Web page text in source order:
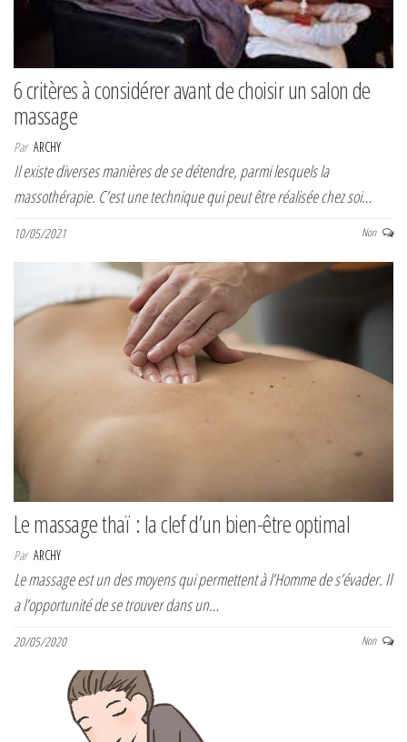
6 critères à considérer avant de choisir un salon de
massage
Par ARCHY
Il existe diverses manières de se détendre, parmi lesquels la
massothérapie. C’est une technique qui peut être réalisée chez soi…
10/05/2021 Non
Le massage thaï : la clef d’un bien-être optimal
Par ARCHY
Le massage est un des moyens qui permettent à l’Homme de s’évader. Il
a l’opportunité de se trouver dans un…
20/05/2020 Non